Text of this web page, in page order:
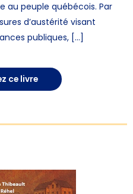
au peuple québécois. Par
d’austérité visant
publiques, […]
ce livre